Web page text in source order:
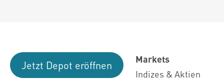
Jetzt Depot eröffnen
Markets
Indizes & Aktien